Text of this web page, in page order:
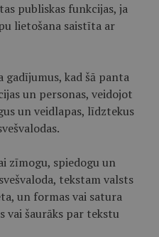
publiskas funkcijas, ja
lietošana saistīta ar
kad šā panta
un personas, veidojot
un veidlapas, līdztekus
zīmogu, spiedogu un
tekstam valsts
un formas vai satura
vai šaurāks par tekstu